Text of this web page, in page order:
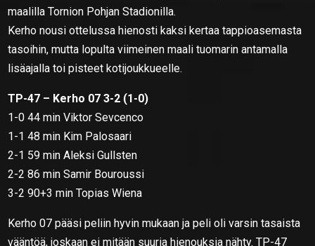
maalilla Tornion Pohjan Stadionilla.
Kerho nousi ottelussa hienosti kaksi kertaa tappioasemasta
tasoihin, mutta lopulta viimeinen maali tuomarin antamalla
lisäajalla toi pisteet kotijoukkueelle.
TP-47 – Kerho 07 3-2 (1-0)
1-0 44 min Viktor Sevcenco
1-1 48 min Kim Palosaari
2-1 59 min Aleksi Gullsten
2-2 86 min Samir Bouroussi
3-2 90+3 min Topias Wiena
Kerho 07 pääsi peliin hyvin mukaan ja peli oli varsin tasaista
vääntöä, joskaan ei mitään suuria hienouksia nähty. TP-47